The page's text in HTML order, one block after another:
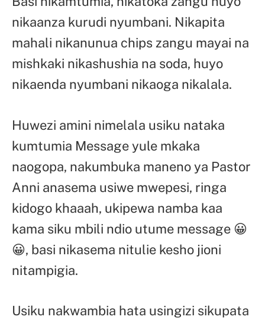
nikaanza kurudi nyumbani. Nikapita
mahali nikanunua chips zangu mayai na
mishkaki nikashushia na soda, huyo
nikaenda nyumbani nikaoga nikalala.
Huwezi amini nimelala usiku nataka
kumtumia Message yule mkaka
naogopa, nakumbuka maneno ya Pastor
Anni anasema usiwe mwepesi, ringa
kidogo khaaah, ukipewa namba kaa
kama siku mbili ndio utume message 😀
😀, basi nikasema nitulie kesho jioni
nitampigia.
Usiku nakwambia hata usingizi sikupata